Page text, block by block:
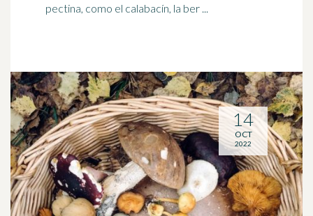
pectina, como el calabacín, la ber ...
14
OCT
2022